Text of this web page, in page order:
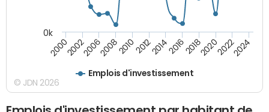
Emplois d'investissement
200020022006200820102012201420162018202020222024
0k
© JDN 2026